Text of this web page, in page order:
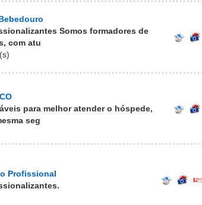
Somos formadores de
com atu
para melhor atender o hóspede,
seg
Profissional